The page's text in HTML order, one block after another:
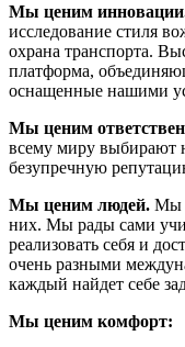
Мы ценим
исследование стиля
охрана транспорта.
платформа,
оснащенные нашими
Мы ценим
всему миру выбирают
безупречную
Мы ценим людей. Мы
них. Мы рады сами
реализовать себя и
очень разными
каждый найдет себе
Мы ценим комфорт: